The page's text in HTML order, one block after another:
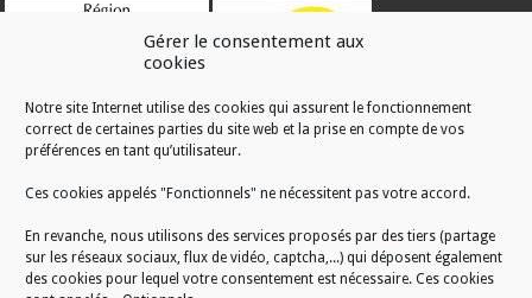
Gérer le consentement aux
cookies
Notre site Internet utilise des cookies qui assurent le fonctionnement
correct de certaines parties du site web et la prise en compte de vos
préférences en tant qu’utilisateur.
Ces cookies appelés "Fonctionnels" ne nécessitent pas votre accord.
En revanche, nous utilisons des services proposés par des tiers (partage
sur les réseaux sociaux, flux de vidéo, captcha,...) qui déposent également
des cookies pour lequel votre consentement est nécessaire. Ces cookies
RÉALISATION